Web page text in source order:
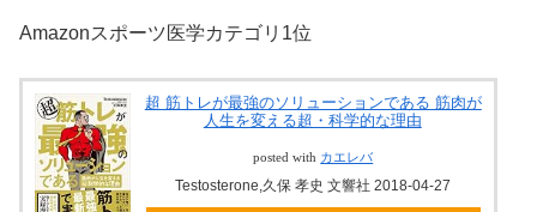
Amazonスポーツ医学カテゴリ1位
超 筋トレが最強のソリューションである 筋肉が
人生を変える超・科学的な理由
posted with カエレバ
Testosterone,久保 孝史 文響社 2018-04-27